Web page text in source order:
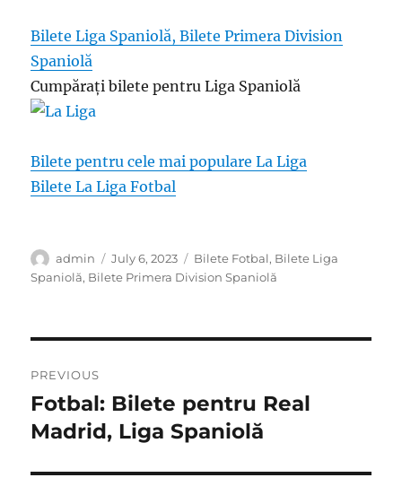
Bilete Liga Spaniolă, Bilete Primera Division
Spaniolă
Cumpărați bilete pentru Liga Spaniolă
Bilete pentru cele mai populare La Liga
Bilete La Liga Fotbal
Author
admin
Posted
on
July 6, 2023 Categories
Bilete Fotbal, Bilete Liga
Spaniolă, Bilete Primera Division Spaniolă
navigation
PREVIOUS
Previous
post:
Fotbal: Bilete pentru Real
Madrid, Liga Spaniolă